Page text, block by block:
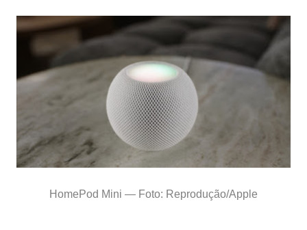
HomePod Mini — Foto: Reprodução/Apple